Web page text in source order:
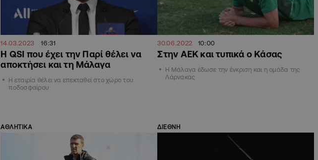
14.03.2023 16:31
H QSI που έχει την Παρί θέλει να
αποκτήσει και τη Μάλαγα
Η εταιρία θέλει να επεκταθεί στο χώρο του
ποδοσφαίρου
30.06.2022 10:00
Στην ΑΕΚ και τυπικά ο Κάσας
Η Μάλαγα έδωσε την έγκριση και η ομάδα της
Λάρνακας
ΑΘΛΗΤΙΚΑ ΔΙΕΘΝΗ